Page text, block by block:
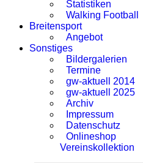
Statistiken
Walking Football
Breitensport
Angebot
Sonstiges
Bildergalerien
Termine
gw-aktuell 2014
gw-aktuell 2025
Archiv
Impressum
Datenschutz
Onlineshop
Vereinskollektion